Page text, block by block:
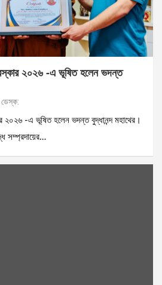
২০২৬ -এ ভূষিত হলেন ভদন্ত
ডেস্ক:
২০২৬ -এ ভূষিত হলেন ভদন্ত বুদ্ধানন্দ মহাথের।
সম্প্রদায়ের…